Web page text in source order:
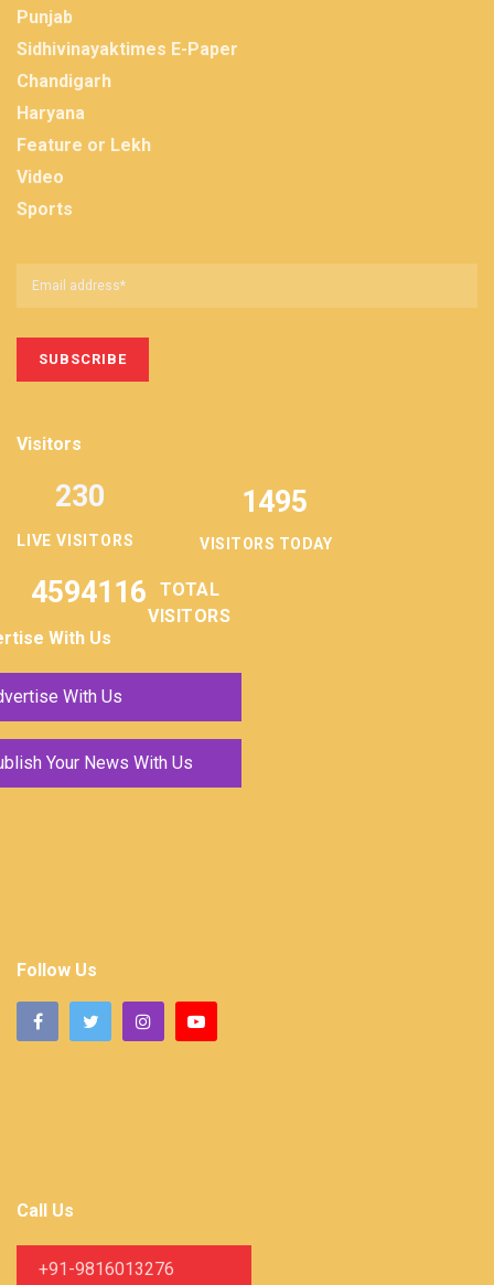
Punjab
Sidhivinayaktimes E-Paper
Chandigarh
Haryana
Feature or Lekh
Video
Sports
Visitors
LIVE VISITORS
230 1495
VISITORS TODAY
4594116
TOTAL
VISITORS
With Us
With Us
Your News With Us
Follow Us
Call Us
+91-9816013276